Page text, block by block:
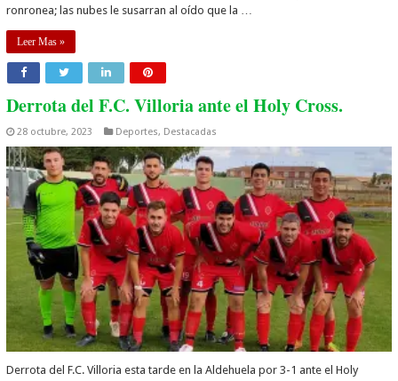
ronronea; las nubes le susarran al oído que la …
Leer Mas »
Derrota del F.C. Villoria ante el Holy Cross.
28 octubre, 2023 Deportes, Destacadas
Derrota del F.C. Villoria esta tarde en la Aldehuela por 3-1 ante el Holy